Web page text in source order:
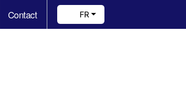
Contact FR